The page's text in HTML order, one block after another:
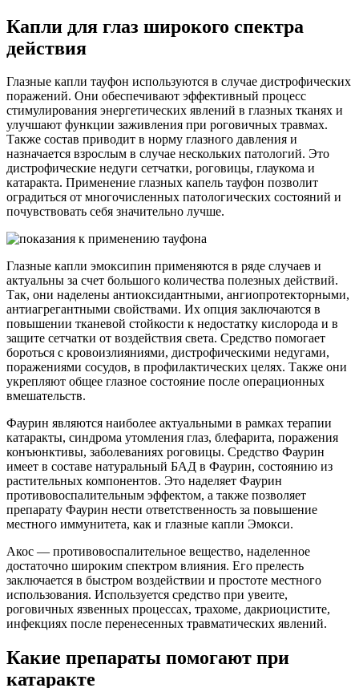
Капли для глаз широкого спектра
действия
Глазные капли тауфон используются в случае дистрофических
поражений. Они обеспечивают эффективный процесс
стимулирования энергетических явлений в глазных тканях и
улучшают функции заживления при роговичных травмах.
Также состав приводит в норму глазного давления и
назначается взрослым в случае нескольких патологий. Это
дистрофические недуги сетчатки, роговицы, глаукома и
катаракта. Применение глазных капель тауфон позволит
оградиться от многочисленных патологических состояний и
почувствовать себя значительно лучше.
Глазные капли эмоксипин применяются в ряде случаев и
актуальны за счет большого количества полезных действий.
Так, они наделены антиоксидантными, ангиопротекторными,
антиагрегантными свойствами. Их опция заключаются в
повышении тканевой стойкости к недостатку кислорода и в
защите сетчатки от воздействия света. Средство помогает
бороться с кровоизлияниями, дистрофическими недугами,
поражениями сосудов, в профилактических целях. Также они
укрепляют общее глазное состояние после операционных
вмешательств.
Фаурин являются наиболее актуальными в рамках терапии
катаракты, синдрома утомления глаз, блефарита, поражения
конъюнктивы, заболеваниях роговицы. Средство Фаурин
имеет в составе натуральный БАД в Фаурин, состоянию из
растительных компонентов. Это наделяет Фаурин
противовоспалительным эффектом, а также позволяет
препарату Фаурин нести ответственность за повышение
местного иммунитета, как и глазные капли Эмокси.
Акос — противовоспалительное вещество, наделенное
достаточно широким спектром влияния. Его прелесть
заключается в быстром воздействии и простоте местного
использования. Используется средство при увеите,
роговичных язвенных процессах, трахоме, дакриоцистите,
инфекциях после перенесенных травматических явлений.
Какие препараты помогают при
катаракте